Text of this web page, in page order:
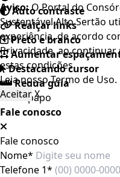
Auto contraste
Realçar links
Preto e branco
Aumentar
Destacando cursor
Regua guia
Fale conosco
Fale conosco
Nome*
Telefone 1*
Aviso:O Portal do
Sustentável Alto Sertão
experiência, de acordo
Privacidade, ao
estas condições
Leia nossoTermo de Uso.
AceitarX